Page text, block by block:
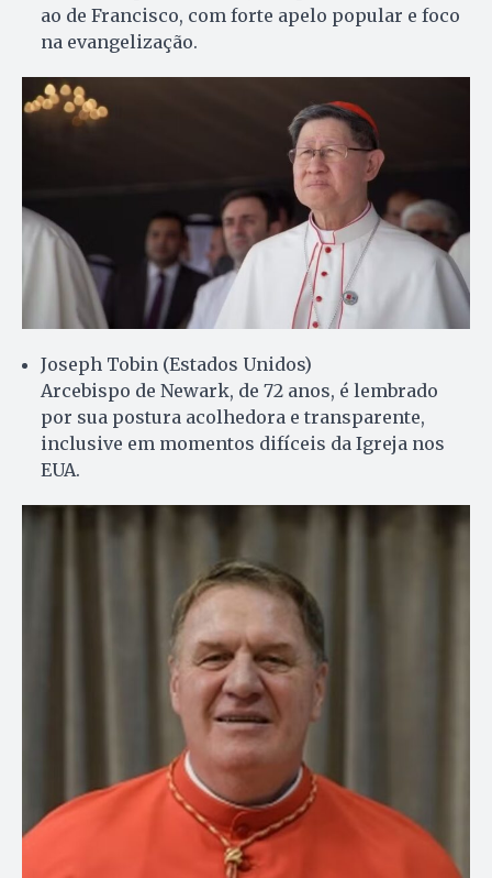
ao de Francisco, com forte apelo popular e foco
na evangelização.
Joseph Tobin (Estados Unidos)
Arcebispo de Newark, de 72 anos, é lembrado
por sua postura acolhedora e transparente,
inclusive em momentos difíceis da Igreja nos
EUA.